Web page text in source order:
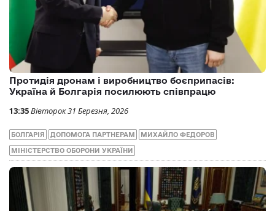
Протидія дронам і виробництво боєприпасів:
Україна й Болгарія посилюють співпрацю
13:35Вівторок 31 Березня, 2026
БОЛГАРІЯ ДОПОМОГА ПАРТНЕРАМ МИХАЙЛО ФЕДОРОВ
МІНІСТЕРСТВО ОБОРОНИ УКРАЇНИ